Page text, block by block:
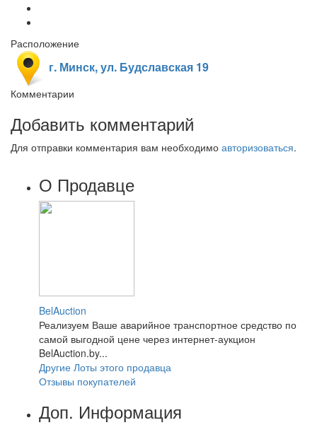
Расположение
г. Минск, ул. Будславская 19
Комментарии
Добавить комментарий
Для отправки комментария вам необходимо авторизоваться.
О Продавце
BelAuction
Реализуем Ваше аварийное транспортное средство по
самой выгодной цене через интернет-аукцион
BelAuction.by...
Другие Лоты этого продавца
Отзывы покупателей
Доп. Информация